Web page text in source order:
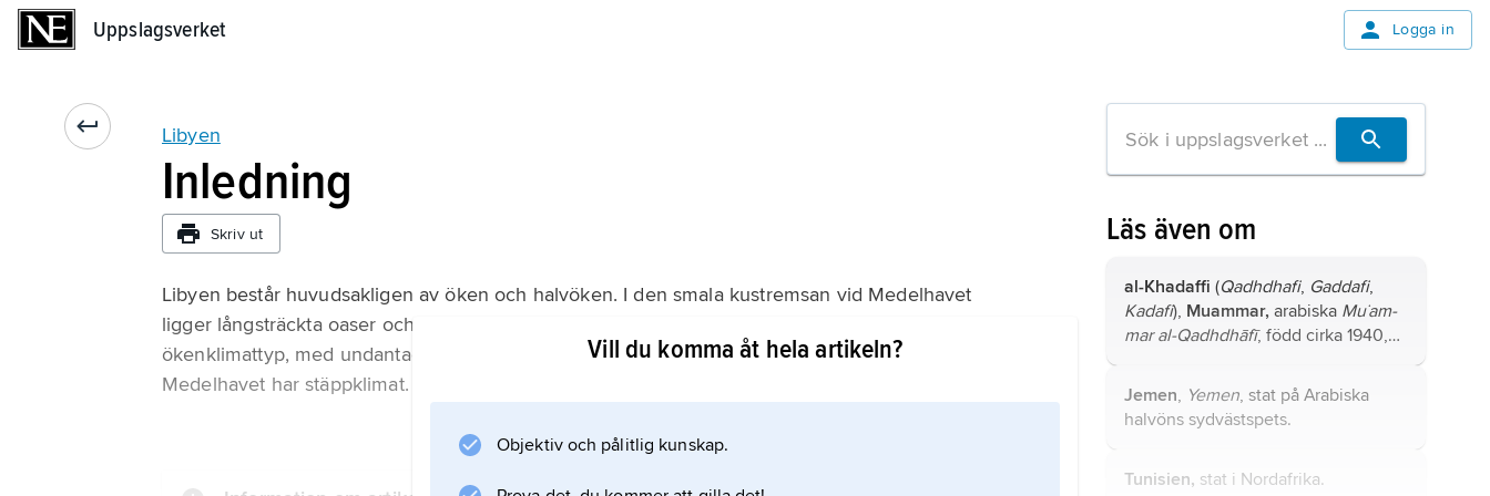
Uppslagsverket Logga in
Libyen
Inledning
Skriv ut
Libyen består huvudsakligen av öken och halvöken. I den smala kustremsan vid Medelhavet
ligger långsträckta oaser och saltmarskland. Hela Libyen har ett torrt och hett klimat av
ökenklimattyp, med undantag av de nordligaste delarna som genom inflytande från
Medelhavet har stäppklimat.
Vill du komma åt hela artikeln?
Objektiv och pålitlig kunskap.
Läs även om
al-Khadaffi (Qadhdhafi, Gaddafi,
Kadafi), Muammar, arabiska Mu­˙am­
mar al-Qadhdhāfī, född cirka 1940,
och politiker, landets härskare från
1969, störtad 2011.
Jemen, Yemen, stat på Arabiska
halvöns sydvästspets.
Tunisien, stat i Nordafrika.